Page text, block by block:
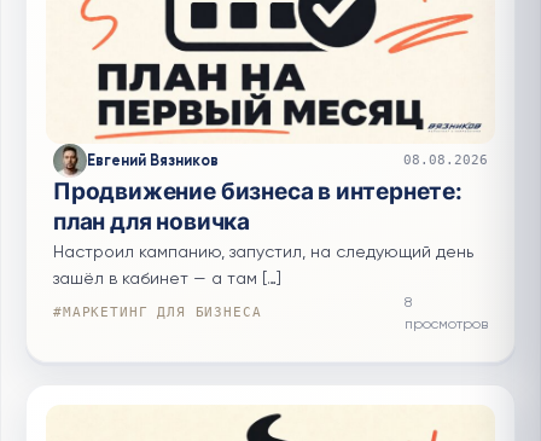
Евгений Вязников 08.08.2026
Продвижение бизнеса в интернете:
план для новичка
Настроил кампанию, запустил, на следующий день
зашёл в кабинет — а там […]
#МАРКЕТИНГ ДЛЯ БИЗНЕСА
8
просмотров